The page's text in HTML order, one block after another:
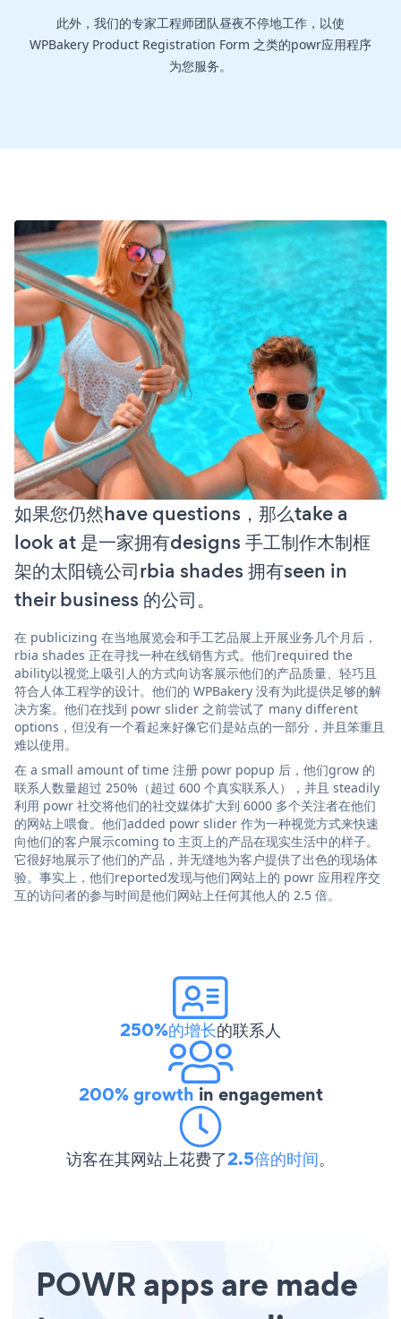
此外，我们的专家工程师团队昼夜不停地工作，以使
WPBakery Product Registration Form 之类的powr应用程序
为您服务。
如果您仍然have questions，那么take a
look at 是一家拥有designs 手工制作木制框
架的太阳镜公司rbia shades 拥有seen in
their business 的公司。
在 publicizing 在当地展览会和手工艺品展上开展业务几个月后，
rbia shades 正在寻找一种在线销售方式。他们required the
ability以视觉上吸引人的方式向访客展示他们的产品质量、轻巧且
符合人体工程学的设计。他们的 WPBakery 没有为此提供足够的解
决方案。他们在找到 powr slider 之前尝试了 many different
options，但没有一个看起来好像它们是站点的一部分，并且笨重且
难以使用。
在 a small amount of time 注册 powr popup 后，他们grow 的
联系人数量超过 250%（超过 600 个真实联系人），并且 steadily
利用 powr 社交将他们的社交媒体扩大到 6000 多个关注者在他们
的网站上喂食。他们added powr slider 作为一种视觉方式来快速
向他们的客户展示coming to 主页上的产品在现实生活中的样子。
它很好地展示了他们的产品，并无缝地为客户提供了出色的现场体
验。事实上，他们reported发现与他们网站上的 powr 应用程序交
互的访问者的参与时间是他们网站上任何其他人的 2.5 倍。
250%的增长的联系人
200% growth in engagement
访客在其网站上花费了2.5倍的时间。
POWR apps are made